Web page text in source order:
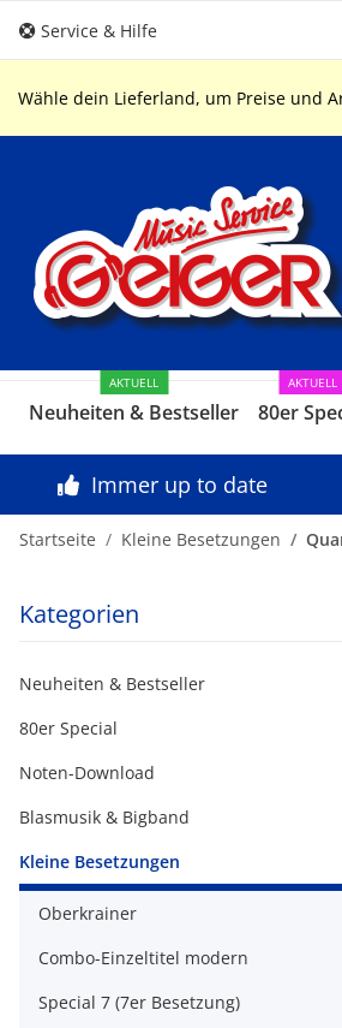
Service & Hilfe
Wähle dein Lieferland, um Preise und
Neuheiten & Bestseller
AKTUELL
80er
AKTUELL
Immer up to date
Startseite Kleine Besetzungen
Kategorien
Neuheiten & Bestseller
80er Special
Noten-Download
Blasmusik & Bigband
Kleine Besetzungen
Oberkrainer
Combo-Einzeltitel modern
Special 7 (7er Besetzung)